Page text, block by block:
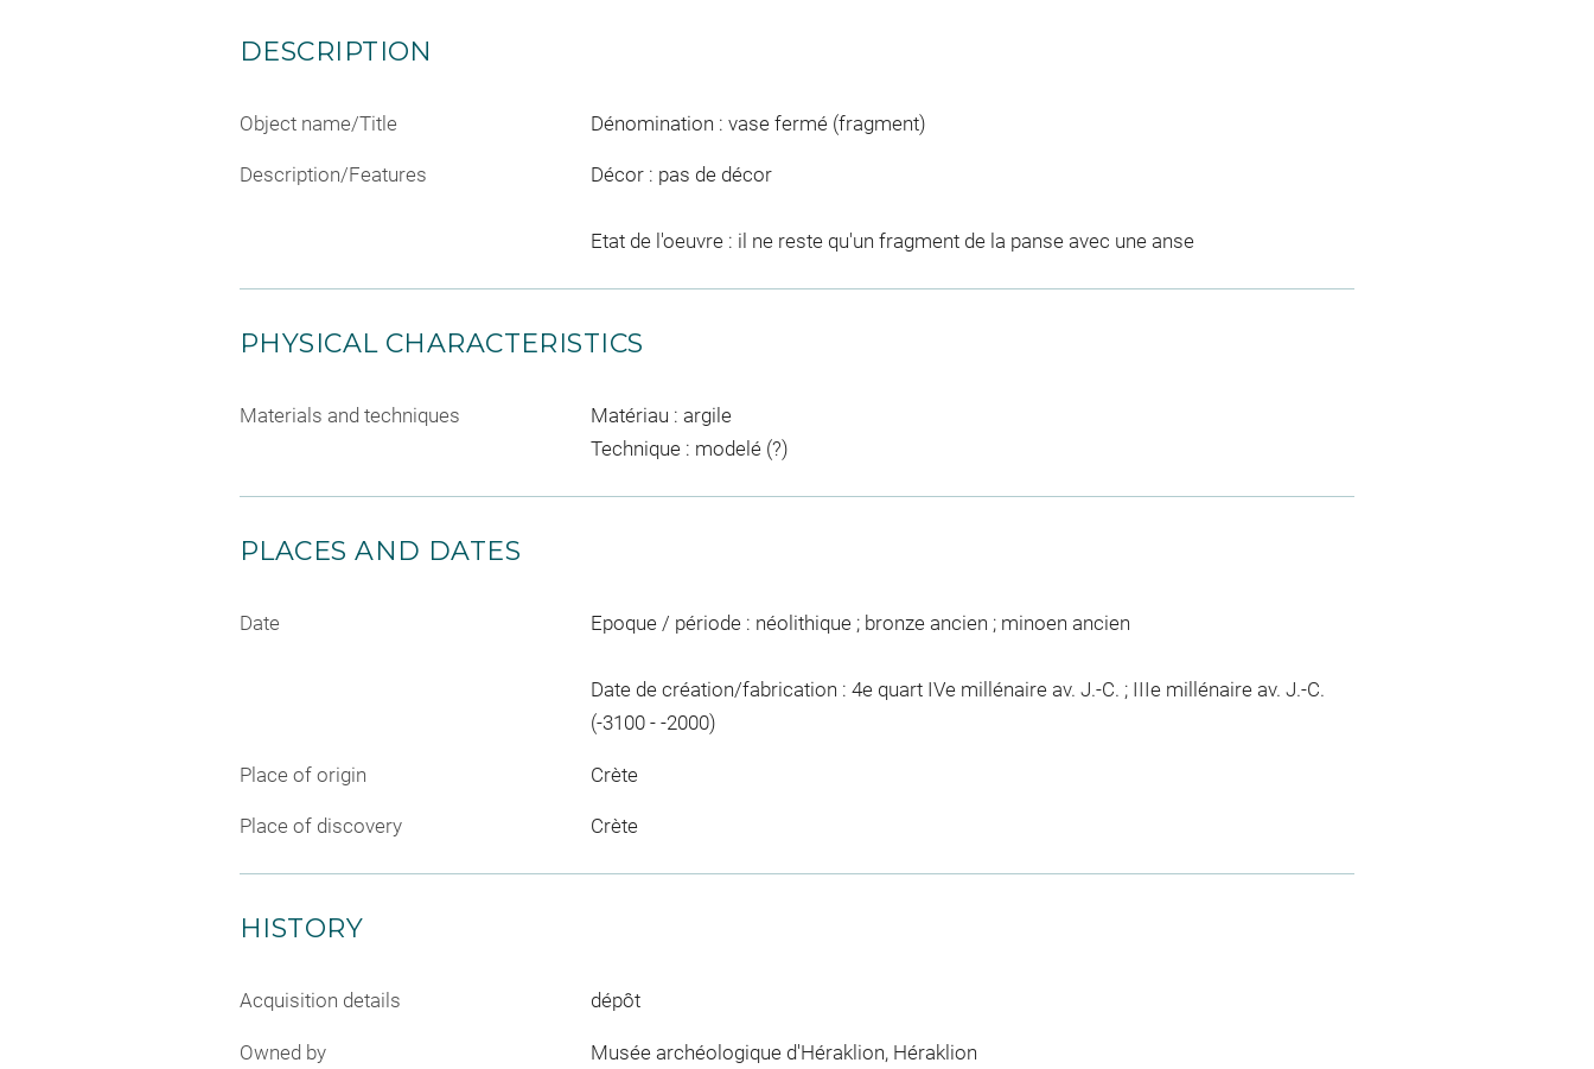
DESCRIPTION
Object name/Title Dénomination : vase fermé (fragment)
Description/Features Décor : pas de décor
Etat de l'oeuvre : il ne reste qu'un fragment de la panse avec une anse
PHYSICAL CHARACTERISTICS
Materials and techniques
Matériau : argile
Technique : modelé (?)
PLACES AND DATES
Date Epoque / période : néolithique ; bronze ancien ; minoen ancien
Date de création/fabrication : 4e quart IVe millénaire av. J.-C. ; IIIe millénaire av. J.-C.
(-3100 - -2000)
Place of origin Crète
Place of discovery Crète
HISTORY
Acquisition details dépôt
Owned by Musée archéologique d'Héraklion, Héraklion